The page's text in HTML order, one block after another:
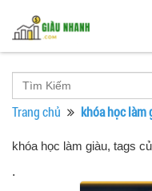
Trang chủ khóa học làm
khóa học làm giàu, tags
.